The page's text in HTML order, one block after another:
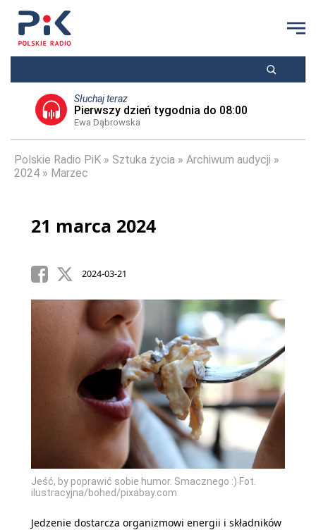
Słuchaj teraz
Pierwszy dzień tygodnia do 08:00
Ewa Dąbrowska
Polskie Radio PiK Sztuka życia
Archiwum audycji
2024
Marzec
21 marca 2024
2024-03-21
Jeść, by poprawić sobie humor. Smacznego :) Fot.
ilustracyjna/bohed/pixabay.com
Jedzenie dostarcza organizmowi energii i składników